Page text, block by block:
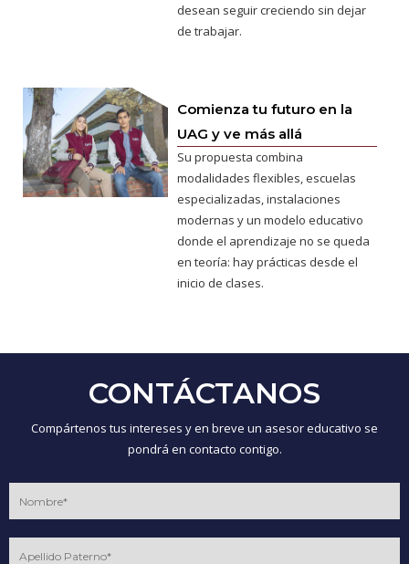
desean seguir creciendo sin dejar
de trabajar.
Comienza tu futuro en la
UAG y ve más allá
Su propuesta combina
modalidades flexibles, escuelas
especializadas, instalaciones
modernas y un modelo educativo
donde el aprendizaje no se queda
en teoría: hay prácticas desde el
inicio de clases.
CONTÁCTANOS
Compártenos tus intereses y en breve un asesor educativo se
pondrá en contacto contigo.